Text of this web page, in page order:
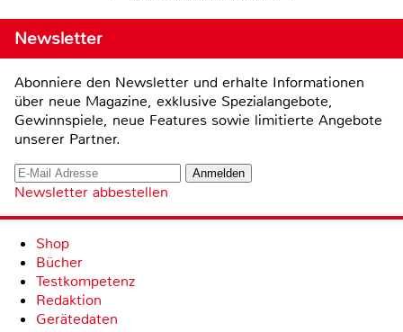
Newsletter
Abonniere den Newsletter und erhalte Informationen
über neue Magazine, exklusive Spezialangebote,
Gewinnspiele, neue Features sowie limitierte Angebote
unserer Partner.
Newsletter abbestellen
Shop
Bücher
Testkompetenz
Redaktion
Gerätedaten